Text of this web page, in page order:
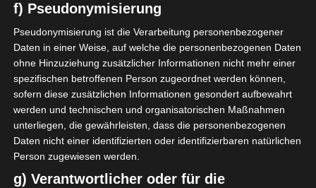
Mittelfeldspieler
Elyes Skhiri (Eintracht Frankfurt, DE)
Mohamed Haj Mahmoud
Rani Khedira (Union Berlin, DE)
Hannibal Mejbri
Anis Ben Slimane
Mortadha Ben Ouanes
Ismaël Gharbi (Augsburg, DE)
f) Pseudonymisierung
Pseudonymisierung ist die Verarbeitung personenbezogener
Daten in einer Weise, auf welche die personenbezogenen Daten
ohne Hinzuziehung zusätzlicher Informationen nicht mehr einer
spezifischen betroffenen Person zugeordnet werden können,
sofern diese zusätzlichen Informationen gesondert aufbewahrt
werden und technischen und organisatorischen Maßnahmen
unterliegen, die gewährleisten, dass die personenbezogenen
Daten nicht einer identifizierten oder identifizierbaren natürlichen
Person zugewiesen werden.
g) Verantwortlicher oder für die